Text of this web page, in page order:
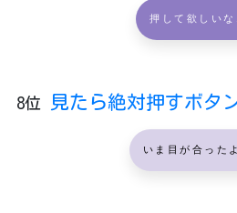
押して欲しいな
8位 見たら絶対押すボタ
いま目が合った